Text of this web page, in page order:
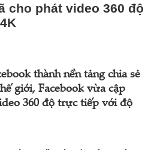
cho phát video 360 độ
thành nền tảng chia sẻ
giới, Facebook vừa cập
360 độ trực tiếp với độ